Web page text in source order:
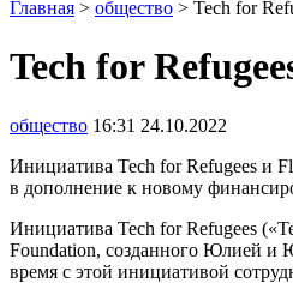
Главная > общество > Tech for
Tech for
общество 16:31 24.10.2022
Инициатива Tech for Refugees и
в дополнение к новому
Инициатива Tech for Refugees
Foundation, созданного Юлией и
время с этой инициативой